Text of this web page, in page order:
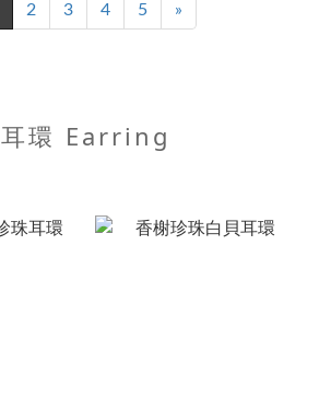
2 3 4 5 »
耳環 Earring